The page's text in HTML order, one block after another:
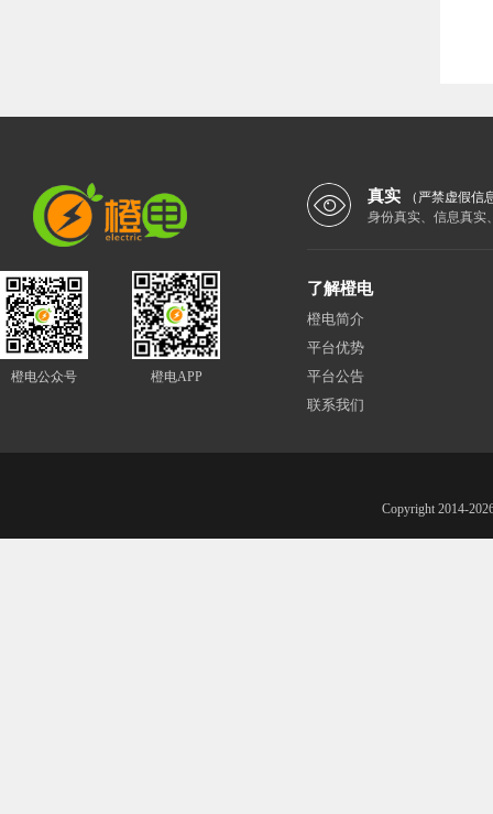
橙电公众号 橙电APP
真实
（严禁虚假信
身份真实、信息真实
了解橙电
橙电简介
平台优势
平台公告
联系我们
Copyright 2014-